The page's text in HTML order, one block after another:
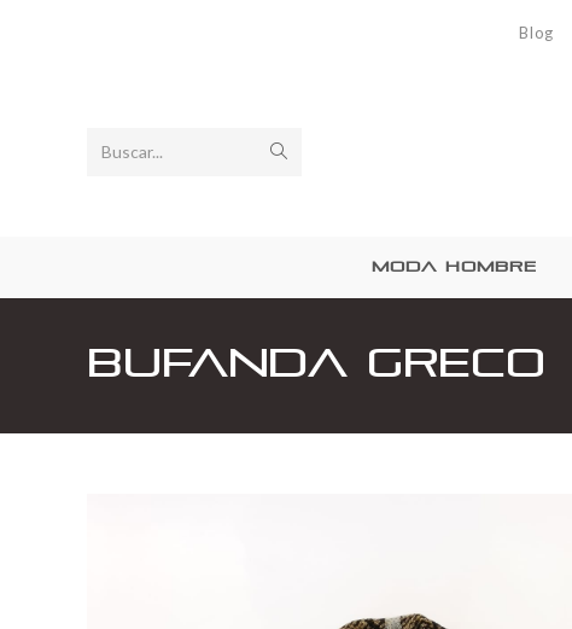
Blog
Buscar...
MODA HOMBRE
Bufanda Greco